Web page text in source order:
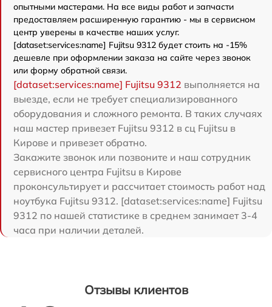
опытными мастерами. На все виды работ и запчасти
предоставляем расширенную гарантию - мы в сервисном
центр уверены в качестве наших услуг.
[dataset:services:name] Fujitsu 9312 будет стоить на -15%
дешевле при оформлении заказа на сайте через звонок
или форму обратной связи.
[dataset:services:name] Fujitsu 9312 выполняется на
выезде, если не требует специализированного
оборудования и сложного ремонта. В таких случаях
наш мастер привезет Fujitsu 9312 в сц Fujitsu в
Кирове и привезет обратно.
Закажите звонок или позвоните и наш сотрудник
сервисного центра Fujitsu в Кирове
проконсультирует и рассчитает стоимость работ над
ноутбука Fujitsu 9312. [dataset:services:name] Fujitsu
9312 по нашей статистике в среднем занимает 3-4
часа при наличии деталей.
Отзывы клиентов